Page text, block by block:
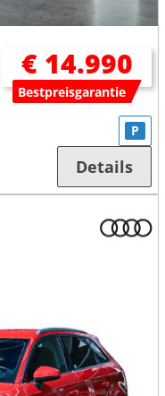
€ 14.990
Bestpreisgarantie
P
Details